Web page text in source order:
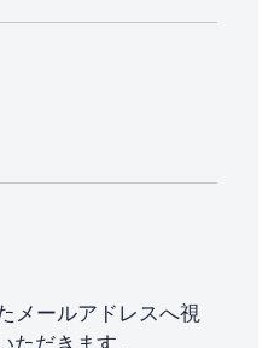
メールアドレスへ視